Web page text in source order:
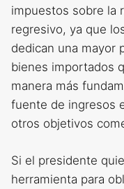
impuestos sobre la
regresivo, ya que
dedican una mayor
bienes importados
manera más
fuente de ingresos
otros objetivos
Si el presidente
herramienta para